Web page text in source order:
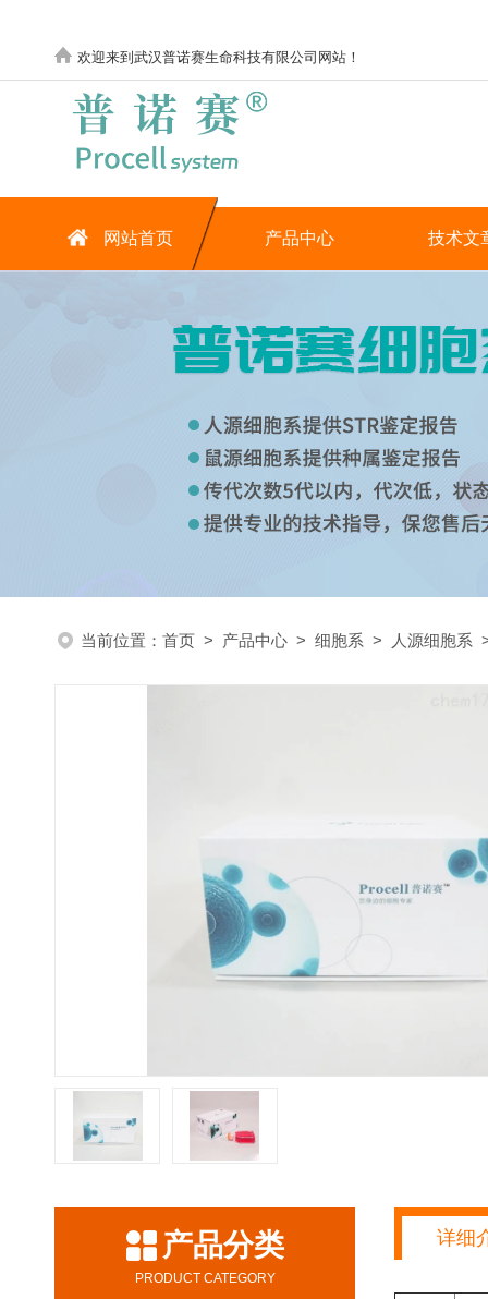
欢迎来到武汉普诺赛生命科技有限公司网站！
网站首页 产品中心 技术文
当前位置： 首页 > 产品中心 > 细胞系 > 人源细胞系
产品分类
PRODUCT CATEGORY
详细